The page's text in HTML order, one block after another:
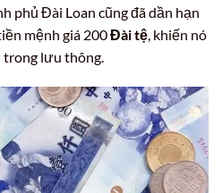
phủ Đài Loan cũng đã dần hạn
mệnh giá 200Đài tệ, khiến nó
trong lưu thông.